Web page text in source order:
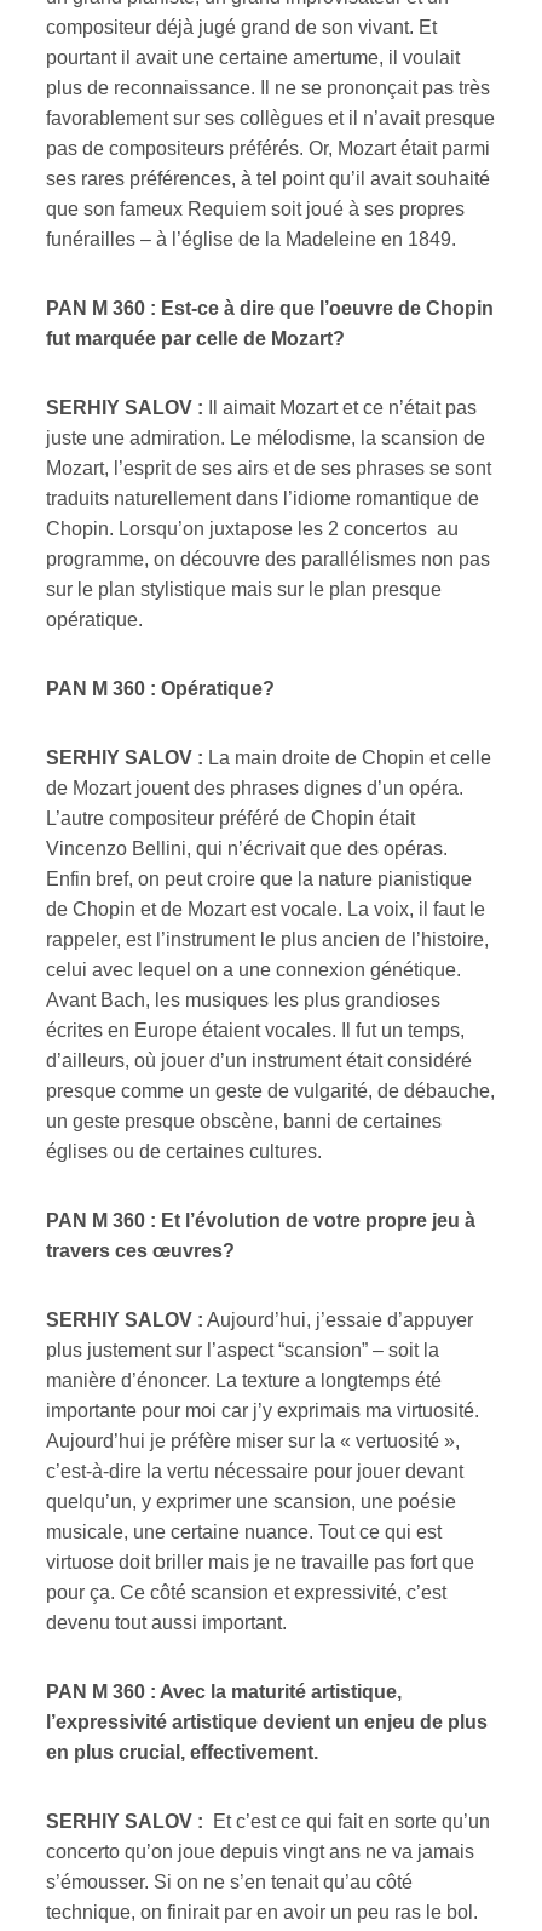
compositeur déjà jugé grand de son vivant. Et
pourtant il avait une certaine amertume, il voulait
plus de reconnaissance. Il ne se prononçait pas très
favorablement sur ses collègues et il n’avait presque
pas de compositeurs préférés. Or, Mozart était parmi
ses rares préférences, à tel point qu’il avait souhaité
que son fameux Requiem soit joué à ses propres
funérailles – à l’église de la Madeleine en 1849.
PAN M 360 : Est-ce à dire que l’oeuvre de Chopin
fut marquée par celle de Mozart?
SERHIY SALOV :
Il aimait Mozart et ce n’était pas
juste une admiration. Le mélodisme, la scansion de
Mozart, l’esprit de ses airs et de ses phrases se sont
traduits naturellement dans l’idiome romantique de
Chopin. Lorsqu’on juxtapose les 2 concertos au
programme, on découvre des parallélismes non pas
sur le plan stylistique mais sur le plan presque
opératique.
PAN M 360 : Opératique?
SERHIY SALOV : La main droite de Chopin et celle
de Mozart jouent des phrases dignes d’un opéra.
L’autre compositeur préféré de Chopin était
Vincenzo Bellini, qui n’écrivait que des opéras.
Enfin bref, on peut croire que la nature pianistique
de Chopin et de Mozart est vocale. La voix, il faut le
rappeler, est l’instrument le plus ancien de l’histoire,
celui avec lequel on a une connexion génétique.
Avant Bach, les musiques les plus grandioses
écrites en Europe étaient vocales. Il fut un temps,
d’ailleurs, où jouer d’un instrument était considéré
presque comme un geste de vulgarité, de débauche,
un geste presque obscène, banni de certaines
églises ou de certaines cultures.
PAN M 360 : Et l’évolution de votre propre jeu à
travers ces œuvres?
SERHIY SALOV : Aujourd’hui, j’essaie d’appuyer
plus justement sur l’aspect “scansion” – soit la
manière d’énoncer. La texture a longtemps été
importante pour moi car j’y exprimais ma virtuosité.
Aujourd’hui je préfère miser sur la « vertuosité »,
c’est-à-dire la vertu nécessaire pour jouer devant
quelqu’un, y exprimer une scansion, une poésie
musicale, une certaine nuance. Tout ce qui est
virtuose doit briller mais je ne travaille pas fort que
pour ça. Ce côté scansion et expressivité, c’est
devenu tout aussi important.
PAN M 360 : Avec la maturité artistique,
l’expressivité artistique devient un enjeu de plus
en plus crucial, effectivement.
SERHIY SALOV :
Et c’est ce qui fait en sorte qu’un
concerto qu’on joue depuis vingt ans ne va jamais
s’émousser. Si on ne s’en tenait qu’au côté
technique, on finirait par en avoir un peu ras le bol.